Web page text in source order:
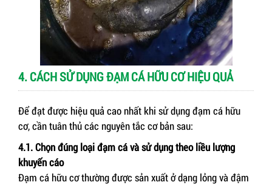
4. CÁCH SỬ DỤNG ĐẠM CÁ HỮU CƠ HIỆU QUẢ
Để đạt được hiệu quả cao nhất khi sử dụng đạm cá hữu
cơ, cần tuân thủ các nguyên tắc cơ bản sau:
4.1. Chọn đúng loại đạm cá và sử dụng theo liều lượng
khuyến cáo
Đạm cá hữu cơ thường được sản xuất ở dạng lỏng và đậm